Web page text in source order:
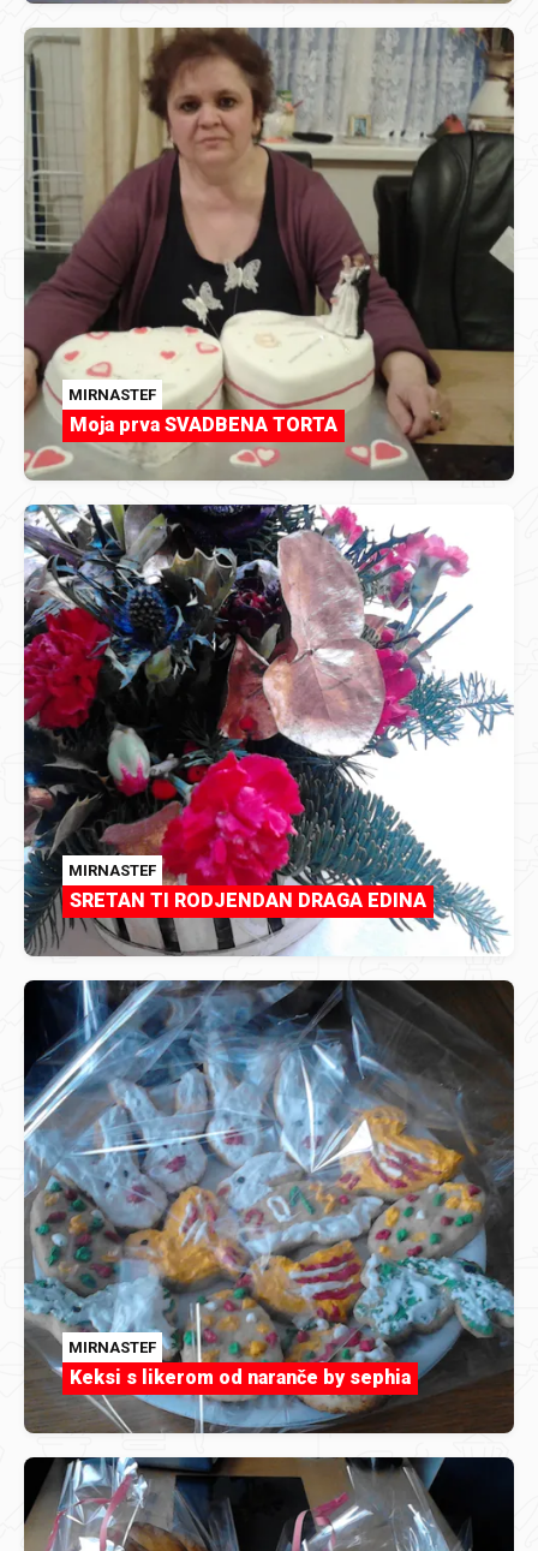
MIRNASTEF
Moja prva SVADBENA TORTA
MIRNASTEF
SRETAN TI RODJENDAN DRAGA EDINA
MIRNASTEF
Keksi s likerom od naranče by sephia